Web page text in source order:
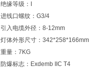
绝缘等级：I
进线口螺纹：G3/4
引入电缆外径：8-12mm
灯体外形尺寸：342*258*166mm
重量：7KG
防爆标志：Exdemb IIC T4